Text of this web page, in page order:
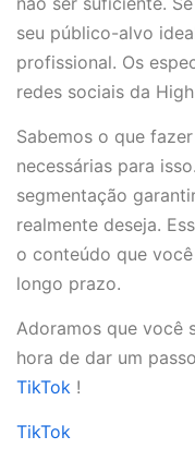
seu público-alvo
profissional. Os
redes sociais da
Sabemos o que
necessárias para
segmentação
realmente deseja.
o conteúdo que
longo prazo.
Adoramos que você
hora de dar um
TikTok !
TikTok